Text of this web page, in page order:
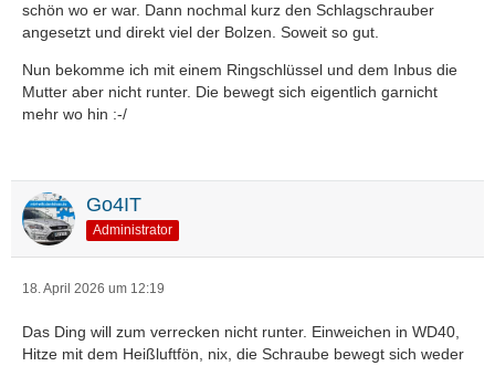
schön wo er war. Dann nochmal kurz den Schlagschrauber
angesetzt und direkt viel der Bolzen. Soweit so gut.
Nun bekomme ich mit einem Ringschlüssel und dem Inbus die
Mutter aber nicht runter. Die bewegt sich eigentlich garnicht
mehr wo hin :-/
Go4IT
Administrator
18. April 2026 um 12:19
Das Ding will zum verrecken nicht runter. Einweichen in WD40,
Hitze mit dem Heißluftfön, nix, die Schraube bewegt sich weder